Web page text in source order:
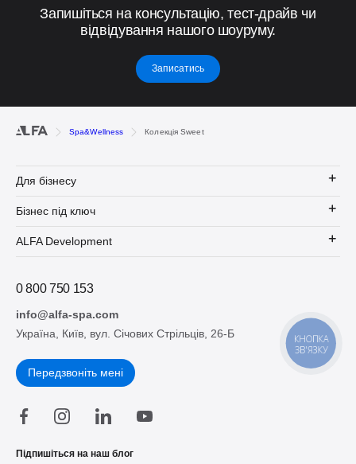
Запишіться на консультацію, тест-драйв чи
відвідування нашого шоуруму.
Записатись
Spa&Wellness Колекція Sweet
Для бізнесу
Бізнес під ключ
ALFA Development
0 800 750 153
info@alfa-spa.com
Україна, Київ, вул. Січових Стрільців, 26-Б
Передзвоніть мені
Підпишіться на наш блог
КНОПКА
ЗВ'ЯЗКУ